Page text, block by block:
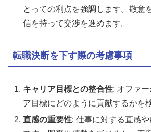
とっての利点を強調します。敬意
信を持って交渉を進めます。
転職決断を下す際の考慮事項
キャリア目標との整合性: オファ
ア目標にどのように貢献するかを
直感の重要性: 仕事に対する直感